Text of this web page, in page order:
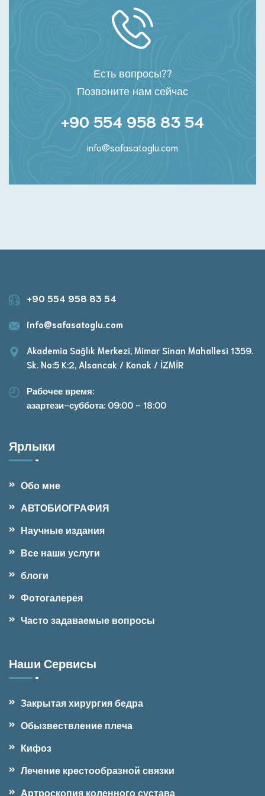
Есть вопросы??
Позвоните нам сейчас
+90 554 958 83 54
info@safasatoglu.com
+90 554 958 83 54
info@safasatoglu.com
Akademia Sağlık Merkezi, Mimar Sinan Mahallesi 1359.
Sk. No:5 K:2, Alsancak / Konak / İZMİR
Рабочее время:
азартези-суббота: 09:00 - 18:00
Ярлыки
Обо мне
АВТОБИОГРАФИЯ
Научные издания
Все наши услуги
блоги
Фотогалерея
Часто задаваемые вопросы
Наши Сервисы
Закрытая хирургия бедра
Обызвествление плеча
Кифоз
Лечение крестообразной связки
Артроскопия коленного сустава